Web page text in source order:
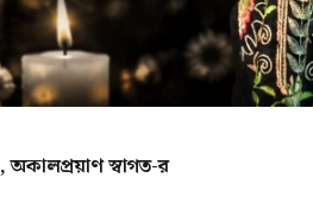
অকালপ্রয়াণ স্বাগত-র